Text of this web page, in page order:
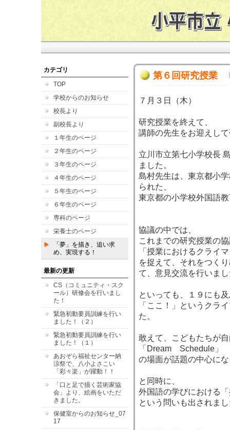
カテゴリ
TOP
学校からのお知らせ
校長より
副校長より
１年生のページ
２年生のページ
３年生のページ
４年生のページ
５年生のページ
６年生のページ
専科のページ
栄養士のページ
「夢」を描き、追い求
め、実現する！
最新の更新
CS（コミュニティ・スク
ール）研修会を行いまし
た！
緊急初動要員訓練を行い
ました！（２）
緊急初動要員訓練を行い
ました！（１）
あおぞら福祉センター納
涼祭で、八小よさこい
「彩々楽」が躍動！！
「口と足で描く芸術家協
会」より、絵画をいただ
きました。
保健室からのお知らせ_07
17
第６回研究授業
７月３日（木）
研究授業を終えて、
講師の先生をお迎えし
立川市立第七小学校長
ました。
島村先生は、東京都小
られた、
東京都の小学校外国語
協議の中では、
これまでの研究授業の
「授業におけるクライ
を捉えて、それをつく
て、意見交流を行いま
といっても、１９にも
「ここ！」というクラ
た。
敢えて、こどもたちが
「Dream Schedule」
の場面が話題の中心に
と同時に、
外国語の学びにおける
という問いも出されま